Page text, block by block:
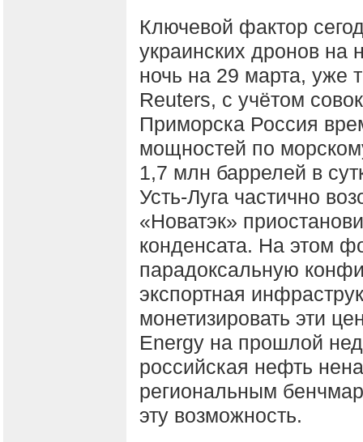
Ключевой фактор
украинских дронов на
ночь на 29 марта, уже
Reuters, с учётом
Приморска Россия
мощностей по
1,7 млн баррелей в
Усть-Луга частично
«Новатэк»
конденсата. На этом
парадоксальную
экспортная
монетизировать эти
Energy на прошлой
российская нефть
региональным
эту возможность.